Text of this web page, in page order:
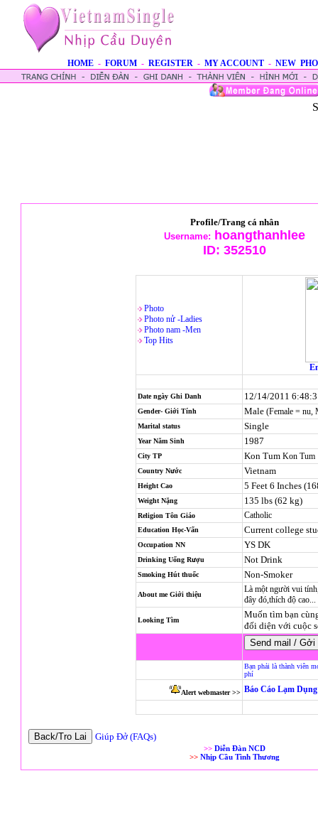
HOME - FORUM - REGISTER - MY ACCOUNT - NEW
Profile/Trang cá nhân
Username: hoangthanhlee
ID: 352510
Photo
Photo nử -Ladies
Photo nam -Men
Top Hits
Date ngày Ghi Danh 12/14/2011
Gender- Giới Tính Male (Female = nu,
Marital status Single
Year Năm Sinh 1987
City TP Kon Tum Kon Tum
Country Nước Vietnam
Height Cao 5 Feet 6 Inches
Weight Nặng 135 lbs (62 kg)
Religion Tôn Giáo Catholic
Education Học-Vấn Current college
Occupation NN YS DK
Drinking Uống Rượu Not Drink
Smoking Hút thuốc Non-Smoker
About me Giới thiệu
Là một người vui
đây đó,thích độ
Looking Tìm
Muốn tìm bạn
đối diện với cuộc
Bạn phải là thành viên
phí
Alert webmaster >> Báo Cáo Lạm
Giúp Đở (FAQs)
>> Diễn Đàn NCD
>> Nhịp Cầu Tình Thương